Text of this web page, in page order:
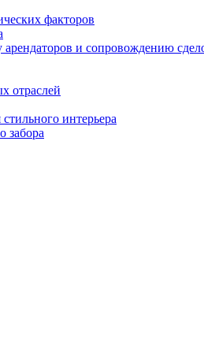
факторов
и сопровождению
отраслей
интерьера
забора